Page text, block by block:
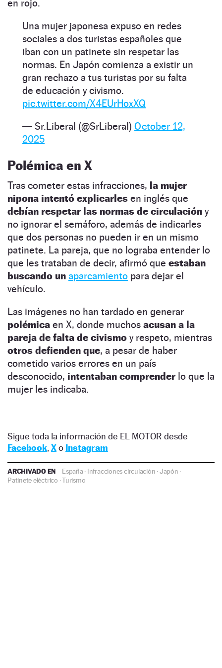
en rojo.
Una mujer japonesa expuso en redes
sociales a dos turistas españoles que
iban con un patinete sin respetar las
normas. En Japón comienza a existir un
gran rechazo a tus turistas por su falta
de educación y civismo.
pic.twitter.com/X4EUrHoxXQ
— Sr.Liberal (@SrLiberal) October 12,
2025
Polémica en X
Tras cometer estas infracciones, la mujer
nipona intentó explicarles en inglés que
debían respetar las normas de circulación y
no ignorar el semáforo, además de indicarles
que dos personas no pueden ir en un mismo
patinete. La pareja, que no lograba entender lo
que les trataban de decir, afirmó que estaban
buscando un aparcamiento para dejar el
vehículo.
Las imágenes no han tardado en generar
polémica en X, donde muchos acusan a la
pareja de falta de civismo y respeto, mientras
otros defienden que, a pesar de haber
cometido varios errores en un país
desconocido, intentaban comprenderlo que la
mujer les indicaba.
Sigue toda la información de EL MOTOR desde
Facebook, Xo Instagram
ARCHIVADO EN España· Infracciones circulación ·Japón ·
Patinete eléctrico ·Turismo